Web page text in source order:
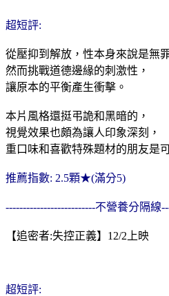
超短評:
從壓抑到解放，性本身來說是無
然而挑戰道德邊緣的刺激性，
讓原本的平衡產生衝擊。
本片風格還挺弔詭和黑暗的，
視覺效果也頗為讓人印象深刻，
重口味和喜歡特殊題材的朋友是
推薦指數: 2.5顆★(滿分5)
--------------------------不營養分隔線
【追密者:失控正義】12/2上映
超短評: